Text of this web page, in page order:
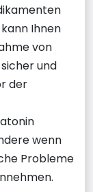
Ihnen
von
und
der
wenn
Probleme